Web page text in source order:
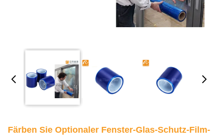
Färben Sie Optionaler Fenster-Glas-Schutz-Film-